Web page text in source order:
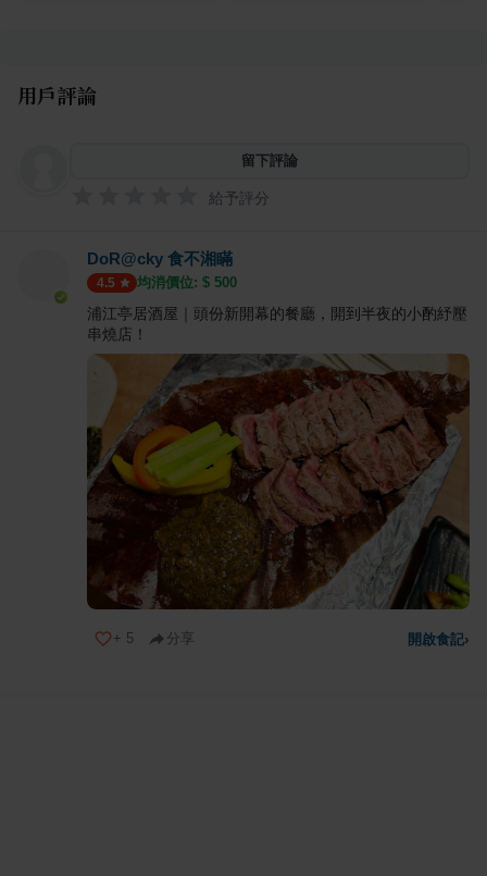
用戶評論
留下評論
給予評分
DoR@cky 食不湘瞞
4.5 均消價位: $ 500
浦江亭居酒屋｜頭份新開幕的餐廳，開到半夜的小酌紓壓
串燒店！
+ 5 分享 開啟食記›